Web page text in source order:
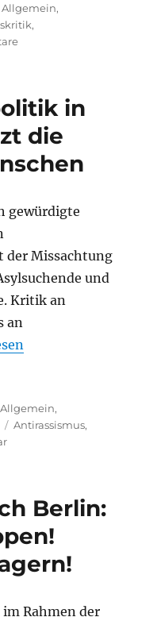
Kategorien
Allgemein,
,
zu
gegen
Sozialkürzungen
in
die
gewürdigte
der Missachtung
und
Kritik an
an
in
Kategorien
Allgemein,
Schlagwörter
Antirassismus,
zu
verletzt
Würde
von
Menschen
Berlin:
Rahmen der